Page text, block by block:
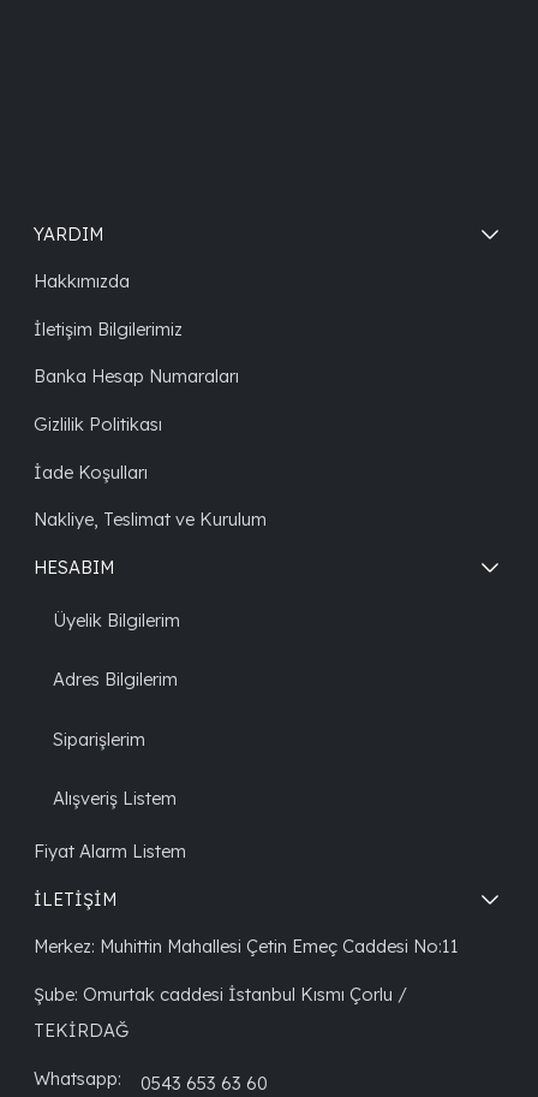
YARDIM
Hakkımızda
İletişim Bilgilerimiz
Banka Hesap Numaraları
Gizlilik Politikası
İade Koşulları
Nakliye, Teslimat ve Kurulum
HESABIM
Üyelik Bilgilerim
Adres Bilgilerim
Siparişlerim
Alışveriş Listem
Fiyat Alarm Listem
İLETİŞİM
Merkez: Muhittin Mahallesi Çetin Emeç Caddesi No:11
Şube: Omurtak caddesi İstanbul Kısmı Çorlu /
TEKİRDAĞ
Whatsapp: 0543 653 63 60